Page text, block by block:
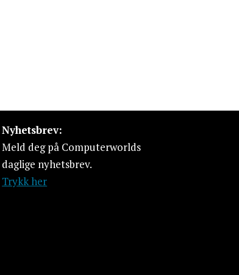
Nyhetsbrev:
Meld deg på Computerworlds
daglige nyhetsbrev.
Trykk her